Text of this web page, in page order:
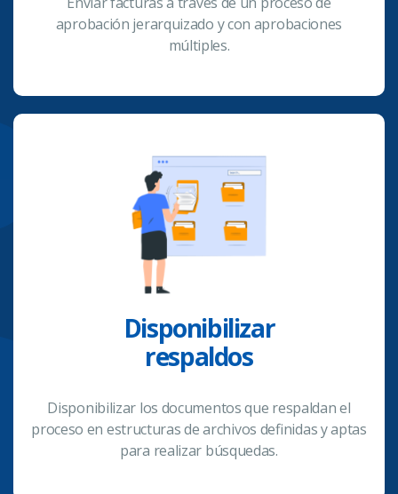
aprobación jerarquizado y con aprobaciones
múltiples.
Disponibilizar
respaldos
Disponibilizar los documentos que respaldan el
proceso en estructuras de archivos definidas y aptas
para realizar búsquedas.